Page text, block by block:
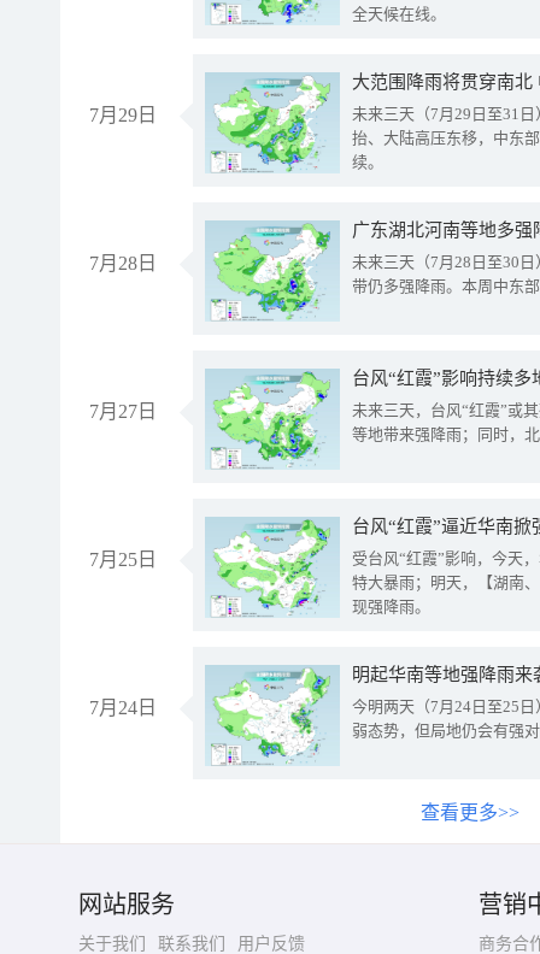
全天候在线。
7月29日
大范围降雨将贯穿南
未来三天（7月29日至31
抬、大陆高压东移，中东
续。
7月28日
广东湖北河南等地多
未来三天（7月28日至30
带仍多强降雨。本周中东
7月27日
台风“红霞”影响持续
未来三天，台风“红霞”或
等地带来强降雨；同时，
7月25日
台风“红霞”逼近华南
受台风“红霞”影响，今天
特大暴雨；明天，【湖南
现强降雨。
7月24日
明起华南等地强降雨
今明两天（7月24日至25
弱态势，但局地仍会有强
查看更多>>
网站服务
关于我们 联系我们
用户反馈
营销
商务合